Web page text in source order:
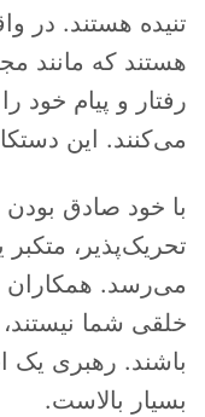
تنیده هستند. در
هستند که مانند
رفتار و پیام خود
می‌کنند. این
با خود صادق
تحریک‌پذیر،
می‌رسد.
خلقی شما
باشند. رهبری یک
بسیار بالاست.